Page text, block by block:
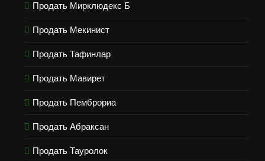
Продать Мирклюдекс Б
Продать Мекинист
Продать Тафинлар
Продать Мавирет
Продать Пемброриа
Продать Абраксан
Продать Тауролок